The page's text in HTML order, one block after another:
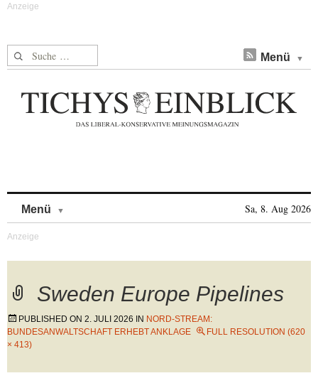
Suche nach: Menü
Menü Sa, 8. Aug 2026
Sweden Europe Pipelines
PUBLISHED ON 2. JULI 2026 IN NORD-STREAM:
BUNDESANWALTSCHAFT ERHEBT ANKLAGE
FULL RESOLUTION (620
× 413)